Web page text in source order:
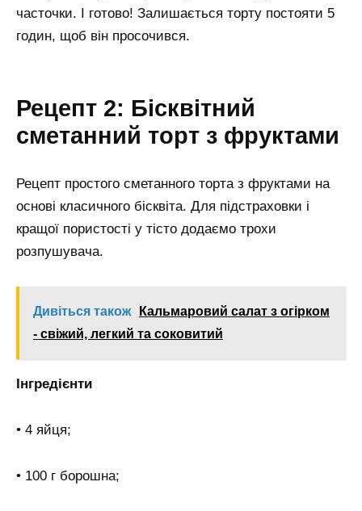
часточки. І готово! Залишається торту постояти 5
годин, щоб він просочився.
Рецепт 2: Бісквітний
сметанний торт з фруктами
Рецепт простого сметанного торта з фруктами на
основі класичного бісквіта. Для підстраховки і
кращої пористості у тісто додаємо трохи
розпушувача.
Дивіться також
Кальмаровий салат з огірком
- свіжий, легкий та соковитий
Інгредієнти
• 4 яйця;
• 100 г борошна;